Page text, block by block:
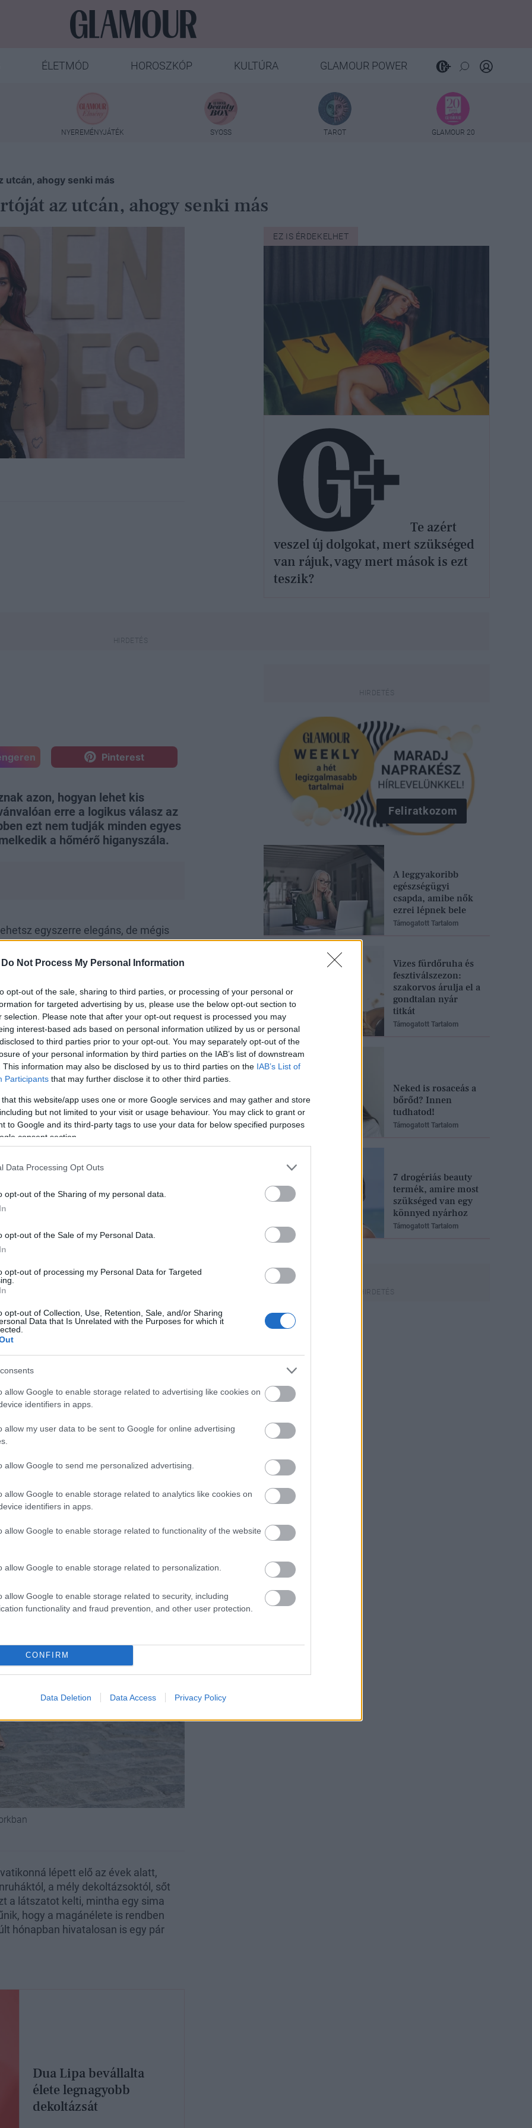
Do Not Process My Personal Information
opt-out of the sale, sharing to third parties, or processing of your personal or
for targeted advertising by us, please use the below opt-out section to
selection. Please note that after your opt-out request is processed you may
interest-based ads based on personal information utilized by us or personal
to third parties prior to your opt-out. You may separately opt-out of the
of your personal information by third parties on the IAB’s list of downstream
This information may also be disclosed by us to third parties on the IAB’s List of
Participants that may further disclose it to other third parties.
that this website/app uses one or more Google services and may gather and store
but not limited to your visit or usage behaviour. You may click to grant or
to Google and its third-party tags to use your data for below specified purposes
consent section.
Data Processing Opt Outs
opt-out of the Sharing of my personal data.
opt-out of the Sale of my Personal Data.
opt-out of processing my Personal Data for Targeted
opt-out of Collection, Use, Retention, Sale, and/or Sharing
Data that Is Unrelated with the Purposes for which it
allow Google to enable storage related to advertising like cookies on
identifiers in apps.
allow my user data to be sent to Google for online advertising
allow Google to send me personalized advertising.
allow Google to enable storage related to analytics like cookies on
identifiers in apps.
allow Google to enable storage related to functionality of the website
allow Google to enable storage related to personalization.
allow Google to enable storage related to security, including
functionality and fraud prevention, and other user protection.
CONFIRM
Data Deletion Data Access Privacy Policy
ÉLETMÓD HOROSZKÓP KULTÚRA GLAMOUR POWER
NYEREMÉNYJÁTÉK SYOSS TAROT GLAMOUR 20
utcán, ahogy senki más
az utcán, ahogy senki más
EZ IS ÉRDEKELHET
Te azért
veszel új dolgokat, mert szükséged
van rájuk, vagy mert mások is ezt
teszik?
Pinterest
azon, hogyan lehet kis
erre a logikus válasz az
ezt nem tudják minden egyes
a hőmérő higanyszála.
egyszerre elegáns, de mégis
New Yorkban szintén 30 fok feletti
az énekesnő ruhaválasztásától is
is hihetetlenül elegánsan
és bár az ing sokat takart, így
és hozzá egy bővebb, mom
szandált vett fel.
sikert
teszi a megjelenést, de az
valamint a fekete váltáska kitűnő
a klasszikus megjelenésű, örökké
sem rontotta el az
lépett elő az évek alatt,
a mély dekoltázsoktól, sőt
a látszatot kelti, mintha egy sima
hogy a magánélete is rendben
hónapban hivatalosan is egy pár
Dua Lipa bevállalta
élete legnagyobb
dekoltázsát
Feliratkozom
A leggyakoribb
egészségügyi
csapda, amibe nők
ezrei lépnek bele
Támogatott Tartalom
Vizes fürdőruha és
fesztiválszezon:
szakorvos árulja el a
gondtalan nyár
titkát
Támogatott Tartalom
Neked is rosaceás a
bőrőd? Innen
tudhatod!
Támogatott Tartalom
7 drogériás beauty
termék, amire most
szükséged van egy
könnyed nyárhoz
Támogatott Tartalom